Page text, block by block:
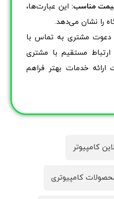
مناسب: این عبارت‌ها،
را نشان می‌دهد.
دعوت مشتری به تماس با
مستقیم با مشتری
ارائه خدمات بهتر فراهم
کامپیوتر
کامپیوتری